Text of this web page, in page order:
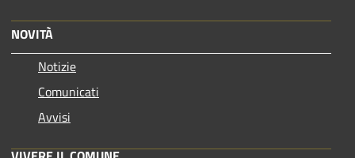
NOVITÀ
Notizie
Comunicati
Avvisi